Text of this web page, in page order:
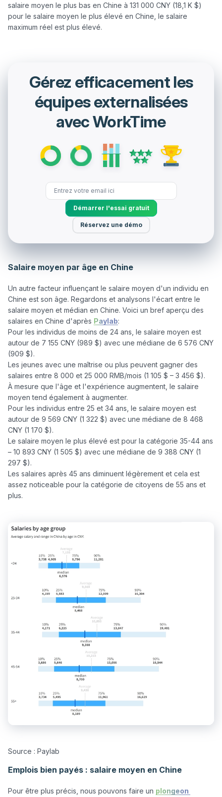
salaire moyen le plus bas en Chine à 131 000 CNY (18,1 K $)
pour le salaire moyen le plus élevé en Chine, le salaire
Gérez efficacement les
équipes externalisées
avec WorkTime
Démarrer l'essai gratuit
Réservez une démo
Salaire moyen par âge en Chine
Un autre facteur influençant le salaire moyen d'un individu en
Chine est son âge. Regardons et analysons l'écart entre le
salaire moyen et médian en Chine. Voici un bref aperçu des
salaires en Chine d'après Paylab:
Pour les individus de moins de 24 ans, le salaire moyen est
autour de 7 155 CNY (989 $) avec une médiane de 6 576 CNY
(909 $).
Les jeunes avec une maîtrise ou plus peuvent gagner des
salaires entre 8 000 et 25 000 RMB/mois (1 105 $ – 3 456 $).
À mesure que l'âge et l'expérience augmentent, le salaire
moyen tend également à augmenter.
Pour les individus entre 25 et 34 ans, le salaire moyen est
autour de 9 569 CNY (1 322 $) avec une médiane de 8 468
CNY (1 170 $).
Le salaire moyen le plus élevé est pour la catégorie 35-44 ans
– 10 893 CNY (1 505 $) avec une médiane de 9 388 CNY (1
297 $).
Les salaires après 45 ans diminuent légèrement et cela est
assez noticeable pour la catégorie de citoyens de 55 ans et
Emplois bien payés : salaire moyen en Chine
Pour être plus précis, nous pouvons faire un plongeon